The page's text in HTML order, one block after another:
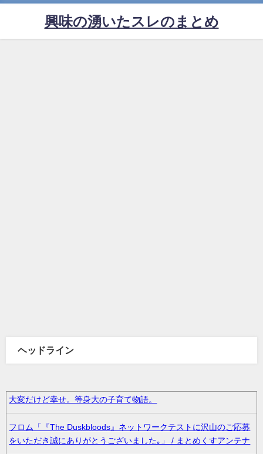
興味の湧いたスレのまとめ
ヘッドライン
大変だけど幸せ。等身大の子育て物語。
フロム「『The Duskbloods』ネットワークテストに沢山のご応募
をいただき誠にありがとうございました｡」 / まとめくすアンテナ